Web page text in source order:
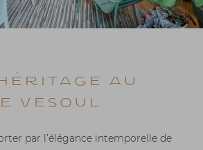
au
Vesoul
par l’élégance intemporelle de